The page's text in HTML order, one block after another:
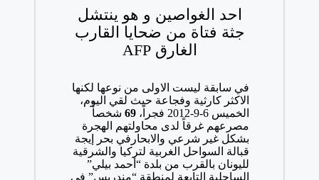
احد الغواصين و هو ينتشل
جثة فتاة من ضحايا القارب
الغارق AFP
في سابقة ليست الاولى من نوعها لكنها
الاكثر كارثية وفجاعة حيث لقي اليوم،
الخميس 6-9-2012 فجراً،
69شخصأً
مصرعهم غرقاً لدى محاولتهم الهجرة
بشكل غير شرعي والابحارفي بحر إيجة
قبالة السواحل الغربية لتركيا والشرقية
لليونان بالقرب من بلدة “أحمد بيلي”
الساحلية التابعة لمنطقة “مندريس” في